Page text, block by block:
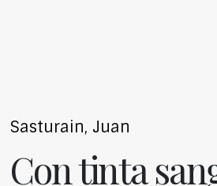
Sasturain, Juan
Con tinta